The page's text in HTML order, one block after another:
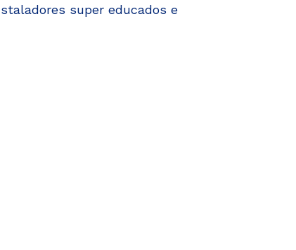
super educados e